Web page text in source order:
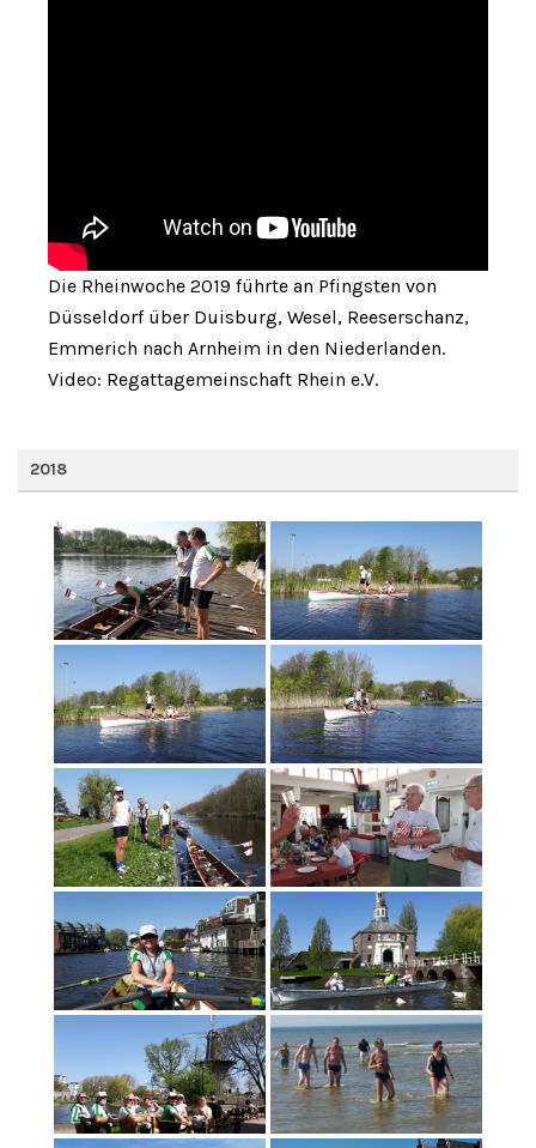
Die Rheinwoche 2019 führte an Pfingsten von
Düsseldorf über Duisburg, Wesel, Reeserschanz,
Emmerich nach Arnheim in den Niederlanden.
Video: Regattagemeinschaft Rhein e.V.
2018